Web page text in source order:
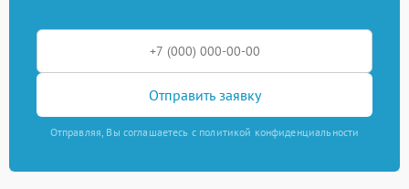
Отправить заявку
Отправляя, Вы соглашаетесь с политикой конфиденциальности